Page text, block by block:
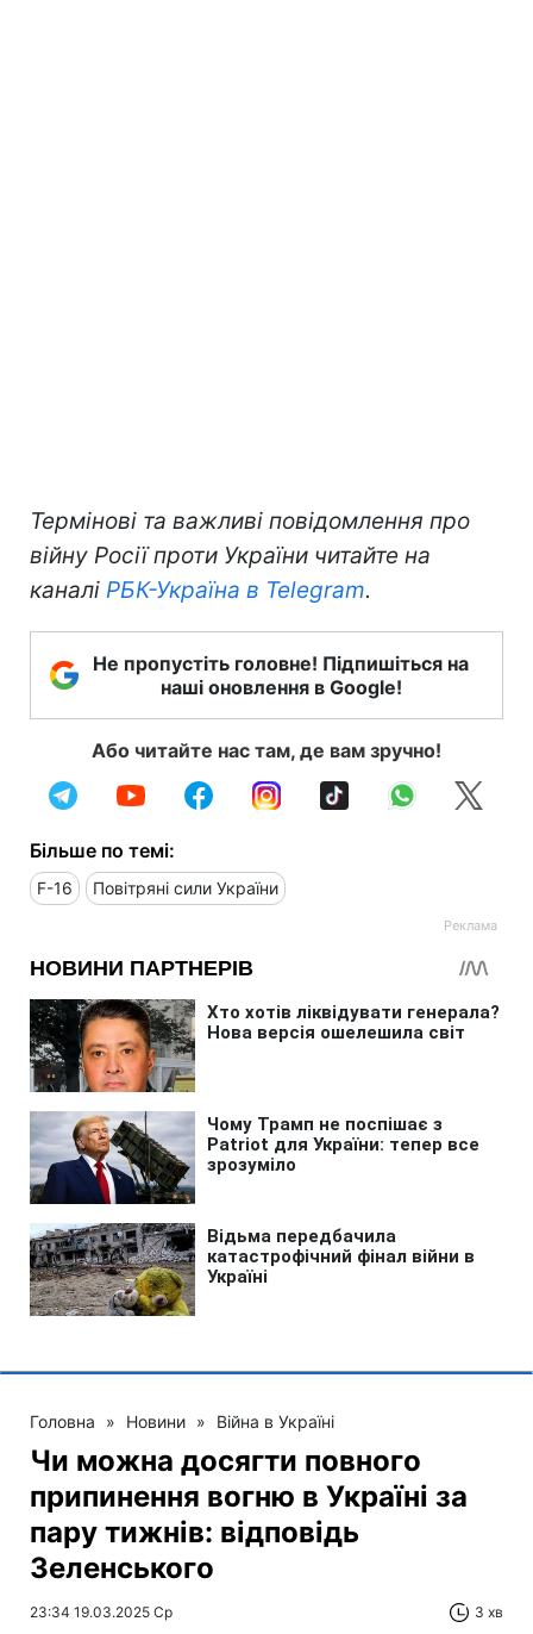
Термінові та важливі повідомлення про
війну Росії проти України читайте на
каналі РБК-Україна в Telegram.
Не пропустіть головне! Підпишіться на
наші оновлення в Google!
Або читайте нас там, де вам зручно!
Більше по темі:
F-16 Повітряні сили України
Головна » Новини » Війна в Україні
Чи можна досягти повного
припинення вогню в Україні за
пару тижнів: відповідь
Зеленського
23:34 19.03.2025 Ср 3 хв